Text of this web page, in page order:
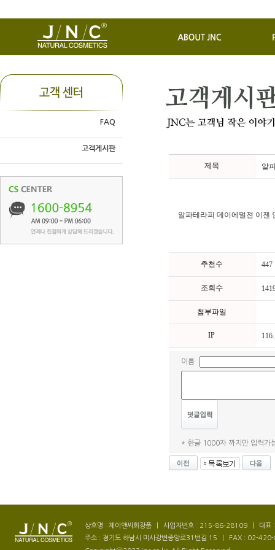
FAQ
고객게시판
제목 알
알파테라피 데이에멀젼 이젠
추천수 447
조회수
첨부파일
IP
이름
* 한글 1000자 까지만 입력가
상호명 : 제이앤씨화장품 사업자번호 : 215-86-28109
대표
주소 : 경기도 하남시 미사강변중앙로31번길 15
FAX : 02-